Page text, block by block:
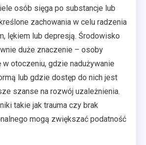
osób sięga po substancje lub
zachowania w celu radzenia
lękiem lub depresją. Środowisko
duże znaczenie – osoby
otoczeniu, gdzie nadużywanie
lub gdzie dostęp do nich jest
szanse na rozwój uzależnienia.
takie jak trauma czy brak
mogą zwiększać podatność